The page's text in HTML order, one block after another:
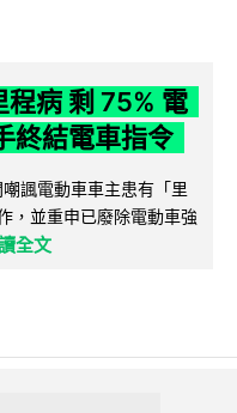
病 剩 75% 電
終結電車指令
諷電動車車主患有「里
，並重申已廢除電動車強
全文